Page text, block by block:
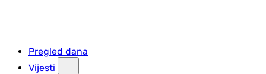
Pregled dana
Vijesti